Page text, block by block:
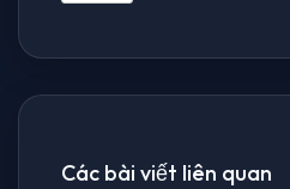
Các bài viết liên quan